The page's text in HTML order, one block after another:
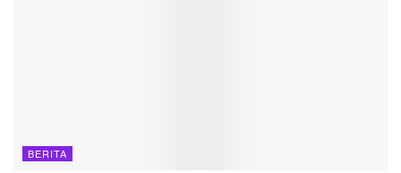
BERITA